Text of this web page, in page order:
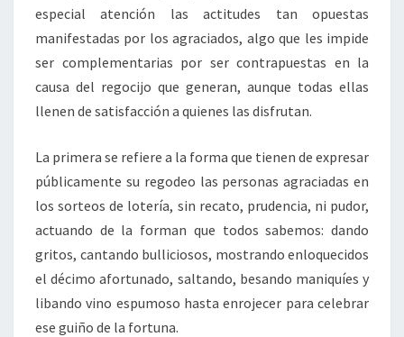
especial atención las actitudes tan opuestas
manifestadas por los agraciados, algo que les impide
ser complementarias por ser contrapuestas en la
causa del regocijo que generan, aunque todas ellas
llenen de satisfacción a quienes las disfrutan.
La primera se refiere a la forma que tienen de expresar
públicamente su regodeo las personas agraciadas en
los sorteos de lotería, sin recato, prudencia, ni pudor,
actuando de la forman que todos sabemos: dando
gritos, cantando bulliciosos, mostrando enloquecidos
el décimo afortunado, saltando, besando maniquíes y
libando vino espumoso hasta enrojecer para celebrar
ese guiño de la fortuna.